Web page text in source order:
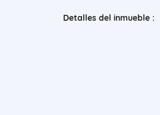
Detalles del inmueble :